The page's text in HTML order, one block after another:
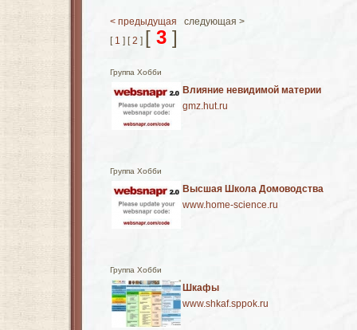
< предыдущая следующая >
[1 ] [2 ] [ 3 ]
Группа Хобби
Влияние невидимой материи
gmz.hut.ru
Группа Хобби
Высшая Школа Домоводства
www.home-science.ru
Группа Хобби
Шкафы
www.shkaf.sppok.ru